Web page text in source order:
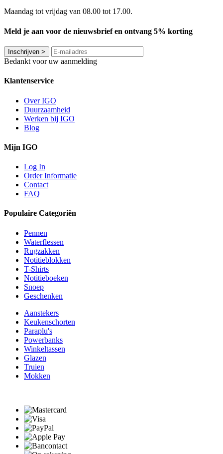
Maandag tot vrijdag van 08.00 tot 17.00.
Meld je aan voor de nieuwsbrief en ontvang 5% korting
Inschrijven >
Bedankt voor uw aanmelding
Klantenservice
Over IGO
Duurzaamheid
Werken bij IGO
Blog
Mijn IGO
Log In
Order Informatie
Contact
FAQ
Populaire Categoriën
Pennen
Waterflessen
Rugzakken
Notitieblokken
T-Shirts
Notitieboeken
Snoep
Geschenken
Aanstekers
Keukenschorten
Paraplu's
Powerbanks
Winkeltassen
Glazen
Truien
Mokken